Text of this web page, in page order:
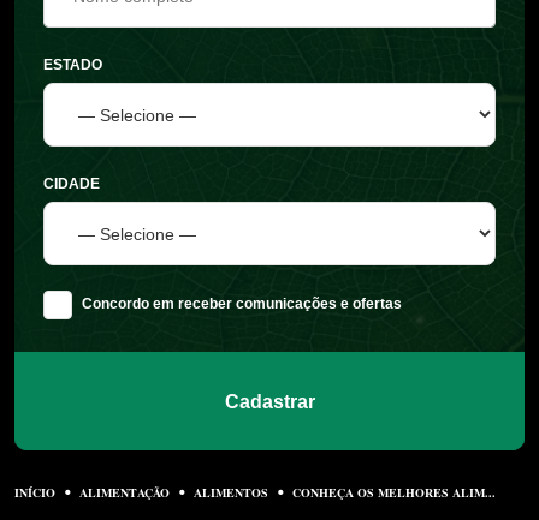
ESTADO
CIDADE
Concordo em receber comunicações e ofertas
Cadastrar
INÍCIO ALIMENTAÇÃO ALIMENTOS CONHEÇA OS MELHORES ALIM...